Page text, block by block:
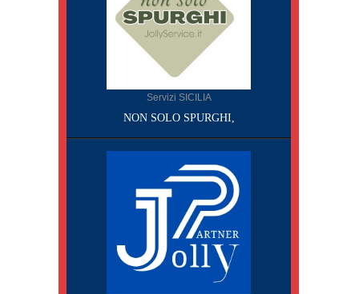
Servizi SICILIA
NON SOLO SPURGHI,